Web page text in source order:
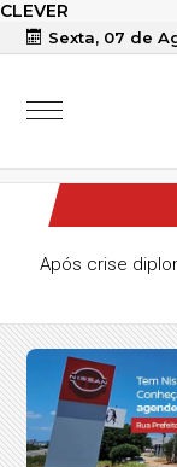
CLEVER
Sexta, 07 de
Após crise